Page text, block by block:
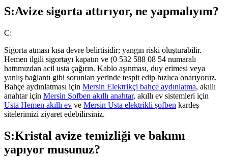
S:Avize sigorta attırıyor, ne yapmalıyım?
C:
Sigorta atması kısa devre belirtisidir; yangın riski oluşturabilir.
Hemen ilgili sigortayı kapatın ve (0 532 588 08 54 numaralı
hattımızdan acil usta çağırın. Kablo aşınması, duy erimesi veya
yanlış bağlantı gibi sorunları yerinde tespit edip hızlıca onarıyoruz.
Bahçe aydınlatması için Mersin Elektrikçi bahçe aydınlatma, akıllı
anahtar için Mersin Şofben akıllı anahtar, akıllı ev sistemleri için
Usta Hemen akıllı ev ve Mersin Usta elektrikli şofben kardeş
sitelerimizi ziyaret edebilirsiniz.
S:Kristal avize temizliği ve bakımı
yapıyor musunuz?